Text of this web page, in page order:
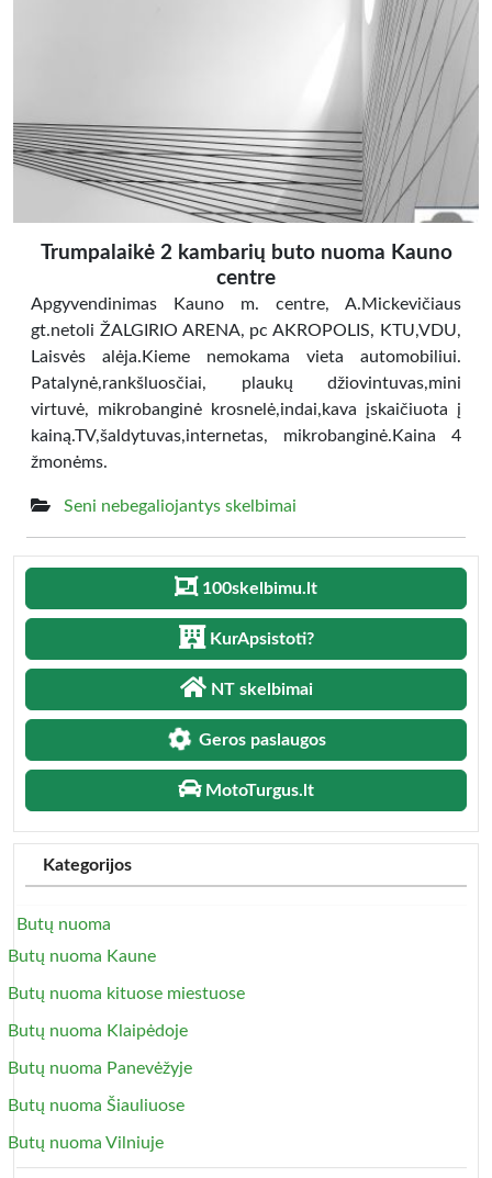
Trumpalaikė 2 kambarių buto nuoma Kauno
centre
Apgyvendinimas Kauno m. centre, A.Mickevičiaus
gt.netoli ŽALGIRIO ARENA, pc AKROPOLIS, KTU,VDU,
Laisvės alėja.Kieme nemokama vieta automobiliui.
Patalynė,rankšluosčiai, plaukų džiovintuvas,mini
virtuvė, mikrobanginė krosnelė,indai,kava įskaičiuota į
kainą.TV,šaldytuvas,internetas, mikrobanginė.Kaina 4
žmonėms.
Seni nebegaliojantys skelbimai
100skelbimu.lt
KurApsistoti?
NT skelbimai
Geros paslaugos
MotoTurgus.lt
Kategorijos
Butų nuoma
Butų nuoma Kaune
Butų nuoma kituose miestuose
Butų nuoma Klaipėdoje
Butų nuoma Panevėžyje
Butų nuoma Šiauliuose
Butų nuoma Vilniuje